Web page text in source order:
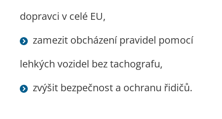
dopravci v celé EU,
zamezit obcházení pravidel pomocí
lehkých vozidel bez tachografu,
zvýšit bezpečnost a ochranu řidičů.